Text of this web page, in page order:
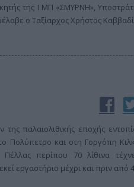
της Ι ΜΠ «ΣΜΥΡΝΗ»,
ο Ταξίαρχος Χρήστος
παλαιολιθικής εποχής
Πολύπετρο και στη Γοργόπη
περίπου 70 λίθινα
εργαστήριο μέχρι και πριν από